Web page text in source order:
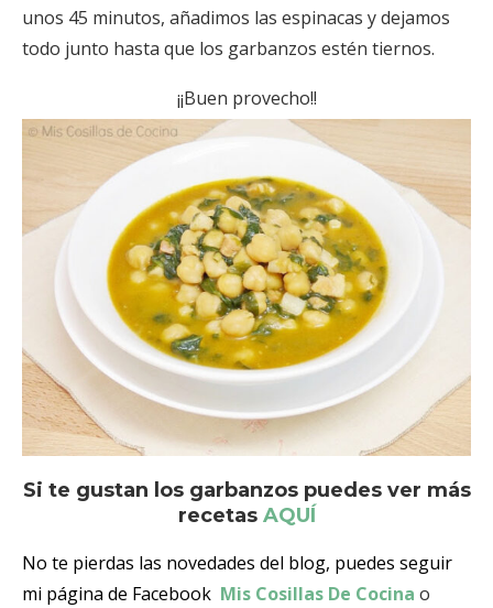
unos 45 minutos, añadimos las espinacas y dejamos
todo junto hasta que los garbanzos estén tiernos.
¡¡Buen provecho!!
Si te gustan los garbanzos puedes ver más
recetasAQUÍ
No te pierdas las novedades del blog, puedes seguir
mi página de Facebook Mis Cosillas De Cocina o